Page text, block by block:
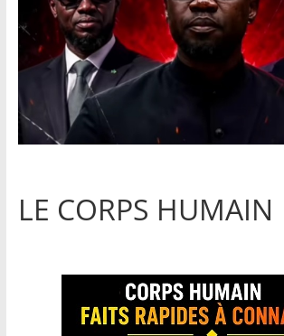
LE CORPS HUMAIN